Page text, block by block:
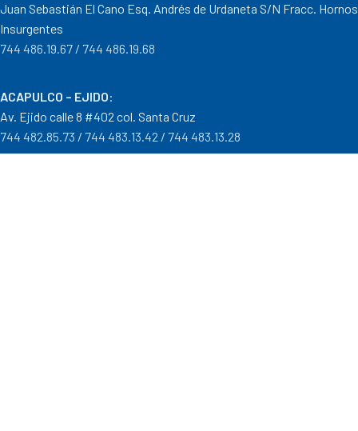
Juan Sebastián El Cano Esq. Andrés de Urdaneta S/N Fracc. Hornos
Insurgentes
744 486.19.67 / 744 486.19.68
ACAPULCO – EJIDO:
Av. Ejido calle 8 #402 col. Santa Cruz
744 482.85.73 / 744 483.13.42 / 744 483.13.28